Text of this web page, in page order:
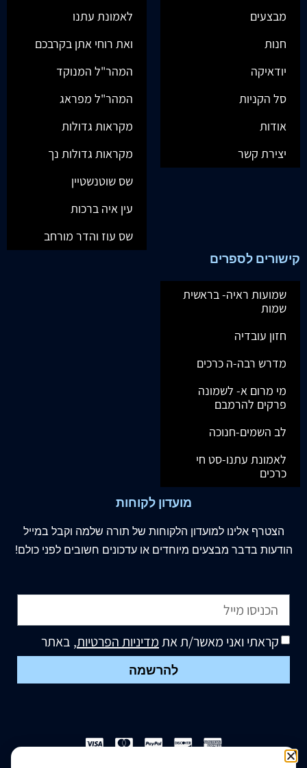
מבצעים
חנות
יודאיקה
סל הקניות
אודות
יצירת קשר
לאמונת עתנו
ואת רוחי אתן בקרבכם
המהר"ל המנוקד
המהר"ל מפראג
מקראות גדולות
מקראות גדולות נך
שס שוטנשטיין
עין איה ברכות
שס עוז והדר מורחב
קישורים לספרים
שמועות ראיה- בראשית
שמות
חזון עובדיה
מדרש רבה-ה כרכים
מי מרום א- לשמונה
פרקים להרמבם
לב השמים-חנוכה
לאמונת עתנו-סט חי
כרכים
מועדון לקוחות
הצטרף אלינו למועדון הלקוחות של תורה שלמה וקבל במייל
הודעות בדבר מבצעים מיוחדים או עדכונים חשובים לפני כולם!
קראתי ואני מאשר/ת אתמדיניות הפרטיות, באתר
להרשמה